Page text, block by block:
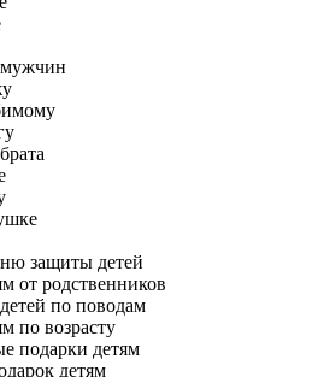
защиты детей
от родственников
по поводам
по возрасту
подарки детям
детям